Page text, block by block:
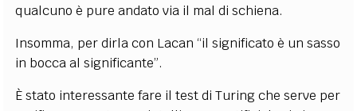
qualcuno è pure andato via il mal di schiena.
Insomma, per dirla con Lacan “il significato è un sasso
in bocca al significante”.
È stato interessantefare il test di Turing che serve per